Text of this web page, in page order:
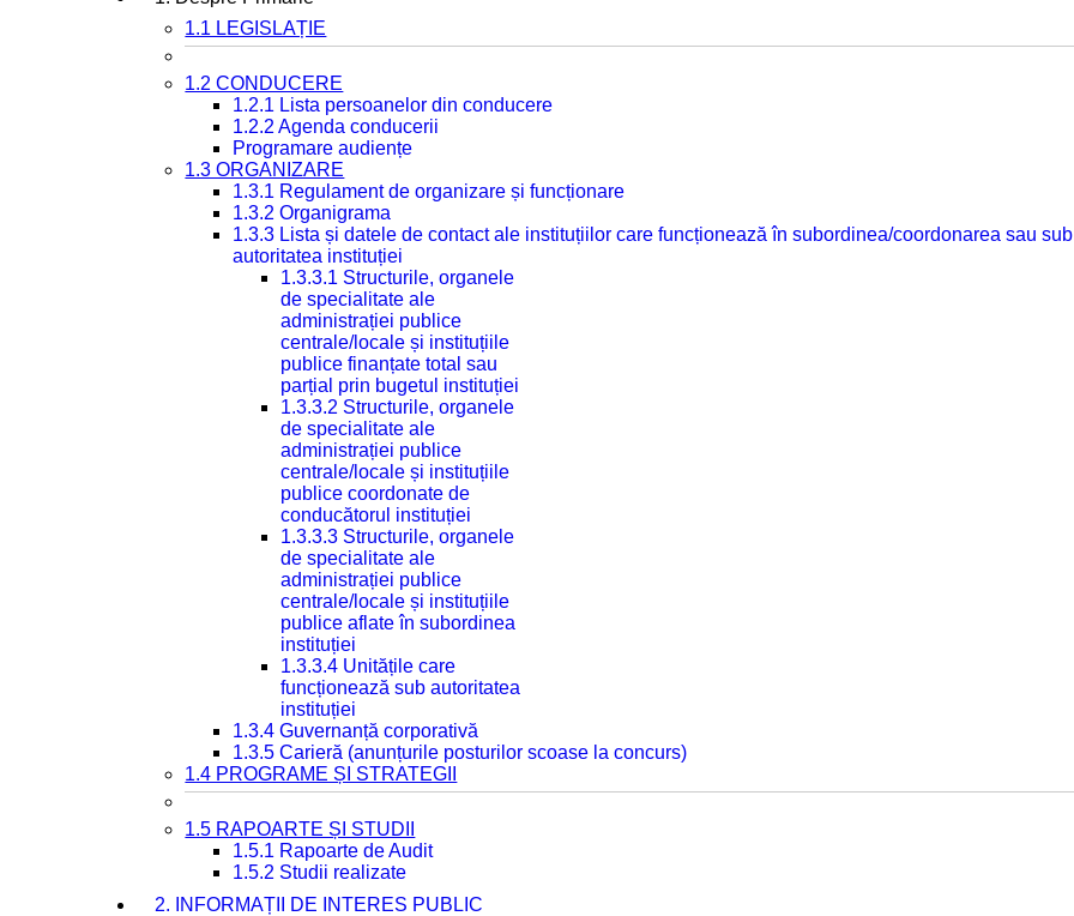
1.1 LEGISLAȚIE
1.2 CONDUCERE
1.2.1 Lista persoanelor din conducere
1.2.2 Agenda conducerii
Programare audiențe
1.3 ORGANIZARE
1.3.1 Regulament de organizare și funcționare
1.3.2 Organigrama
1.3.3 Lista și datele de contact ale instituțiilor care funcționează în subordinea/coordonarea sau sub
autoritatea instituției
1.3.3.1 Structurile, organele
de specialitate ale
administrației publice
centrale/locale și instituțiile
publice finanțate total sau
parțial prin bugetul instituției
1.3.3.2 Structurile, organele
de specialitate ale
administrației publice
centrale/locale și instituțiile
publice coordonate de
conducătorul instituției
1.3.3.3 Structurile, organele
de specialitate ale
administrației publice
centrale/locale și instituțiile
publice aflate în subordinea
instituției
1.3.3.4 Unitățile care
funcționează sub autoritatea
instituției
1.3.4 Guvernanță corporativă
1.3.5 Carieră (anunțurile posturilor scoase la concurs)
1.4 PROGRAME ȘI STRATEGII
1.5 RAPOARTE ȘI STUDII
1.5.1 Rapoarte de Audit
1.5.2 Studii realizate
2. INFORMAȚII DE INTERES PUBLIC